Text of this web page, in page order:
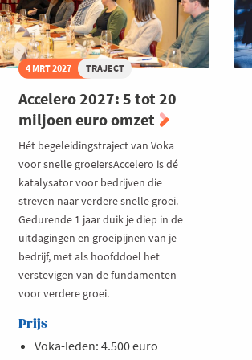
4 MRT 2027 TRAJECT
Accelero 2027: 5 tot 20
miljoen euro omzet
Hét begeleidingstraject van Voka
voor snelle groeiersAccelero is dé
katalysator voor bedrijven die
streven naar verdere snelle groei.
Gedurende 1 jaar duik je diep in de
uitdagingen en groeipijnen van je
bedrijf, met als hoofddoel het
verstevigen van de fundamenten
voor verdere groei.
Prijs
Voka-leden: 4.500 euro